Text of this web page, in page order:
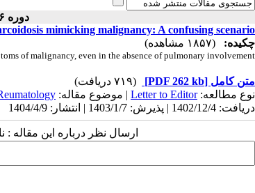
دوره ۱۶، شماره ۳ - ( ۴-۱۴۰۴ )
mimicking malignancy: A confusing scenario
چکیده:
(۱۸۵۷ مشاهده)
of malignancy, even in the absence of pulmonary involvement
متن کامل [PDF 262 kb]
(۷۱۹ دریافت)
نوع مطالعه:Letter to Editor | موضوع مقاله:
دریافت: 1402/12/4 | پذیرش: 1403/1/7 | انتشار: 1404/4/9
ارسال نظر درباره این مقاله